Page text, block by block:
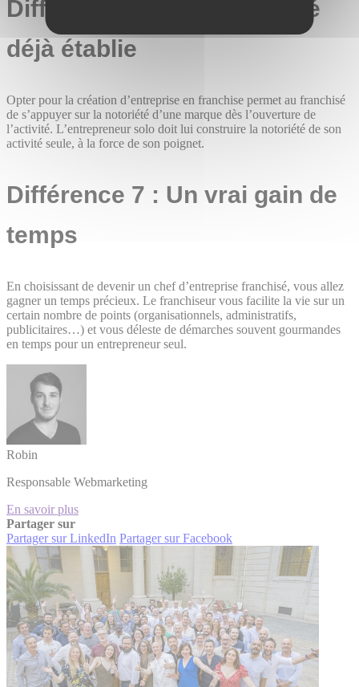
Différence 6 : Une notoriété
déjà établie
Opter pour la création d’entreprise en franchise permet au franchisé
de s’appuyer sur la notoriété d’une marque dès l’ouverture de
l’activité. L’entrepreneur solo doit lui construire la notoriété de son
activité seule, à la force de son poignet.
Différence 7 : Un vrai gain de
temps
En choisissant de devenir un chef d’entreprise franchisé, vous allez
gagner un temps précieux. Le franchiseur vous facilite la vie sur un
certain nombre de points (organisationnels, administratifs,
publicitaires…) et vous déleste de démarches souvent gourmandes
en temps pour un entrepreneur seul.
Robin
Responsable Webmarketing
En savoir plus
Partager sur
Partager sur LinkedIn Partager sur Facebook